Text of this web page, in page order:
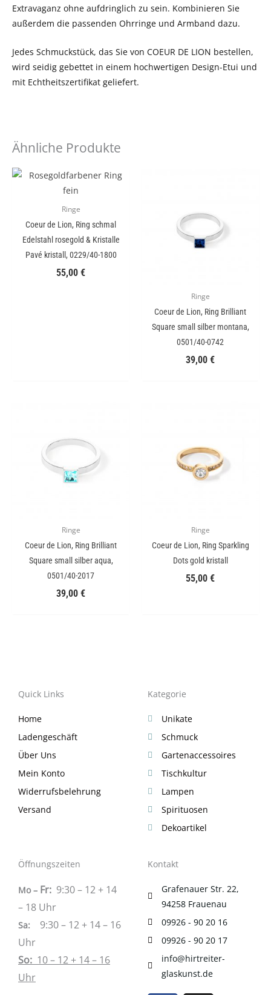
Extravaganz ohne aufdringlich zu sein. Kombinieren Sie
außerdem die passenden Ohrringe und Armband dazu.
Jedes Schmuckstück, das Sie von COEUR DE LION bestellen,
wird seidig gebettet in einem hochwertigen Design-Etui und
mit Echtheitszertifikat geliefert.
Ähnliche Produkte
Ringe
Coeur de Lion, Ring schmal
Edelstahl rosegold & Kristalle
Pavé kristall, 0229/40-1800
55,00 €
Ringe
Coeur de Lion, Ring Brilliant
Square small silber montana,
0501/40-0742
39,00 €
Ringe
Coeur de Lion, Ring Brilliant
Square small silber aqua,
0501/40-2017
39,00 €
Ringe
Coeur de Lion, Ring Sparkling
Dots gold kristall
55,00 €
Quick Links
Home
Ladengeschäft
Über Uns
Mein Konto
Widerrufsbelehrung
Versand
Kategorie
Unikate
Schmuck
Gartenaccessoires
Tischkultur
Lampen
Spirituosen
Dekoartikel
Öffnungszeiten
Mo – Fr: 9:30 – 12 + 14
– 18 Uhr
Sa: 9:30 – 12 + 14 – 16
Uhr
So: 10 – 12 + 14 – 16
Uhr
Kontakt
Grafenauer Str. 22,
94258 Frauenau
09926 - 90 20 16
09926 - 90 20 17
info@hirtreiter-
glaskunst.de